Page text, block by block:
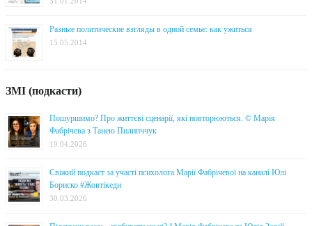
Разные политические взгляды в одной семье: как ужиться
15.05.2014
ЗМІ (подкасти)
Пошуршимо? Про життєві сценарії, які повторюються. © Марія
Фабрічева з Танею Пилипччук
19.04.2026
Свіжий подкаст за участі психолога Марії Фабрічевої на каналі Юлі
Бориско #Жовтікеди
30.03.2026